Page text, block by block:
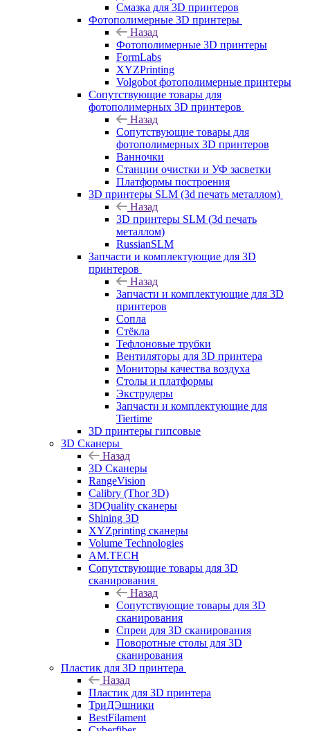
Смазка для 3D принтеров
Фотополимерные 3D принтеры
Назад
Фотополимерные 3D принтеры
FormLabs
XYZPrinting
Volgobot фотополимерные принтеры
Сопутствующие товары для
фотополимерных 3D принтеров
Назад
Сопутствующие товары для
фотополимерных 3D принтеров
Ванночки
Станции очистки и УФ засветки
Платформы построения
3D принтеры SLM (3d печать металлом)
Назад
3D принтеры SLM (3d печать
металлом)
RussianSLM
Запчасти и комплектующие для 3D
принтеров
Назад
Запчасти и комплектующие для 3D
принтеров
Сопла
Cтёкла
Тефлоновые трубки
Вентиляторы для 3D принтера
Мониторы качества воздуха
Столы и платформы
Экструдеры
Запчасти и комплектующие для
Tiertime
3D принтеры гипсовые
3D Сканеры
Назад
3D Сканеры
RangeVision
Calibry (Thor 3D)
3DQuality сканеры
Shining 3D
XYZprinting сканеры
Volume Technologies
AM.TECH
Сопутствующие товары для 3D
сканирования
Назад
Сопутствующие товары для 3D
сканирования
Спреи для 3D сканирования
Поворотные столы для 3D
сканирования
Пластик для 3D принтера
Назад
Пластик для 3D принтера
ТриДЭшники
BestFilament